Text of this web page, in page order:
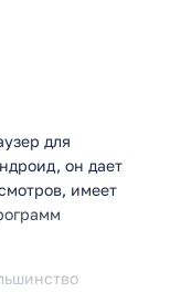
для
он дает
имеет